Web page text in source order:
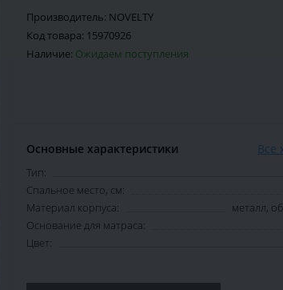
Производитель: NOVELTY
Код товара: 15970926
Наличие: Ожидаем поступления
Основные характеристики Все
Тип:
Спальное место, см:
Материал корпуса:
металл,
Основание для матраса:
Цвет: